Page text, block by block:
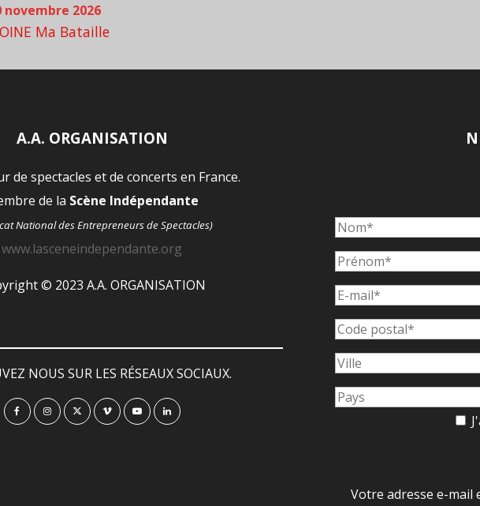
novembre 2026
Ma Bataille
A.A. ORGANISATION
de spectacles et de concerts en France.
de la Scène Indépendante
National des Entrepreneurs de Spectacles)
www.lasceneindependante.org
© 2023 A.A. ORGANISATION
NOUS SUR LES RÉSEAUX SOCIAUX.
Votre adresse e-